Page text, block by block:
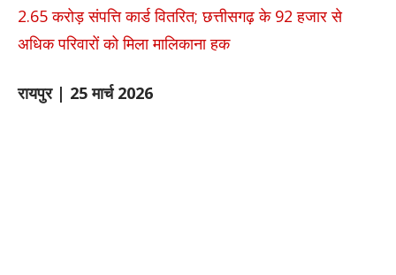
2.65 करोड़ संपत्ति कार्ड वितरित; छत्तीसगढ़ के 92 हजार से
अधिक परिवारों को मिला मालिकाना हक
रायपुर | 25 मार्च 2026